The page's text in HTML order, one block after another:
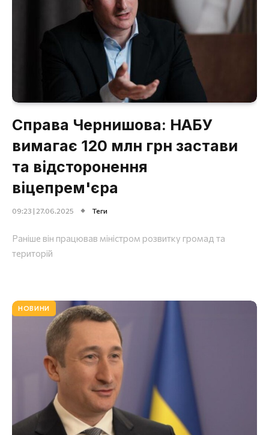
Справа Чернишова: НАБУ
вимагає 120 млн грн застави
та відсторонення
віцепрем'єра
09:23 | 27.06.2025 Теги
Раніше він працював міністром розвитку громад та
територій
НОВИНИ